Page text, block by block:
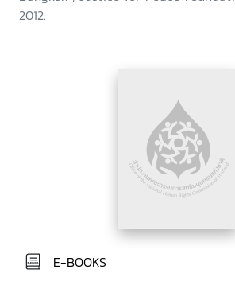
2012.
E-BOOKS